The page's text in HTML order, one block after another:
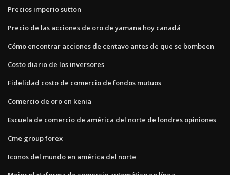
Precios imperio sutton
Precio de las acciones de oro de yamana hoy canadá
Cómo encontrar acciones de centavo antes de que se bombeen
Costo diario de los inversores
Fidelidad costo de comercio de fondos mutuos
Comercio de oro en kenia
Escuela de comercio de américa del norte de londres opiniones
Cme group forex
Iconos del mundo en américa del norte